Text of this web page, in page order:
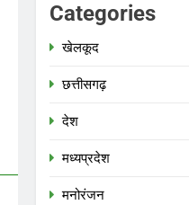
Categories
खेलकूद
छत्तीसगढ़
देश
मध्‍यप्रदेश
मनोरंजन